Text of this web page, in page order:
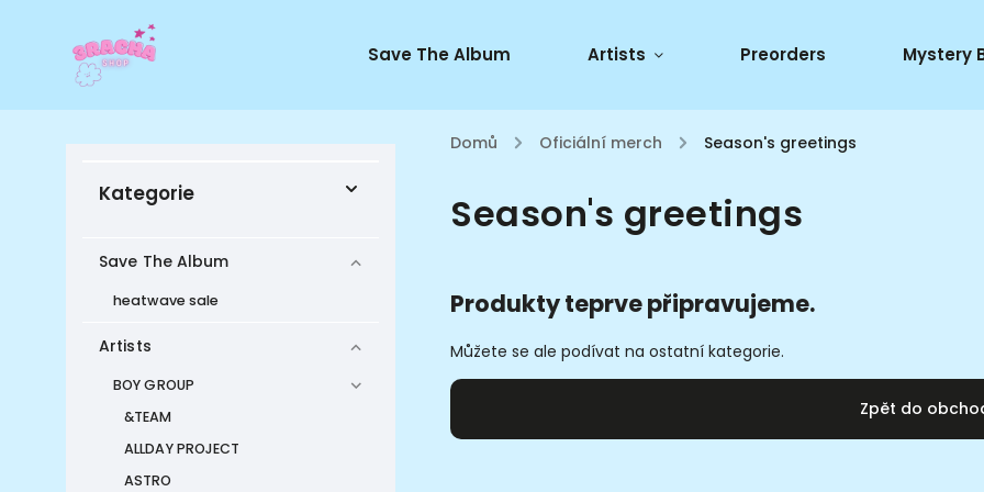
Save The Album Artists Preorders Mystery
Domů / Oficiální merch / Season's greetings
Kategorie
Save The Album
heatwave sale
Artists
BOY GROUP
&TEAM
ALLDAY PROJECT
ASTRO
Season's greetings
Produkty teprve připravujeme.
Můžete se ale podívat na ostatní kategorie.
Zpět do